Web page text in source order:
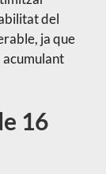
del
ja que
acumulant
16